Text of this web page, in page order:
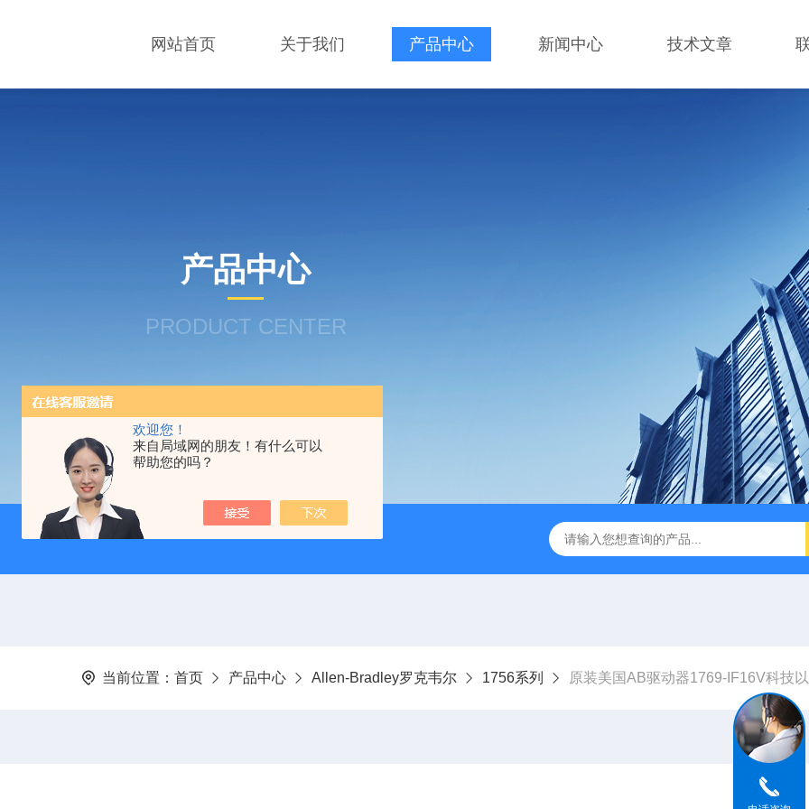
欢迎您！
来自局域网的朋友！有什么可以
帮助您的吗？
网站首页 关于我们 产品中心 新闻中心 技术文章
产品中心
PRODUCT CENTER
当前位置： 首页 产品中心 Allen-Bradley罗克韦尔 1756系列 原装美国AB驱动器1769-IF16V科技